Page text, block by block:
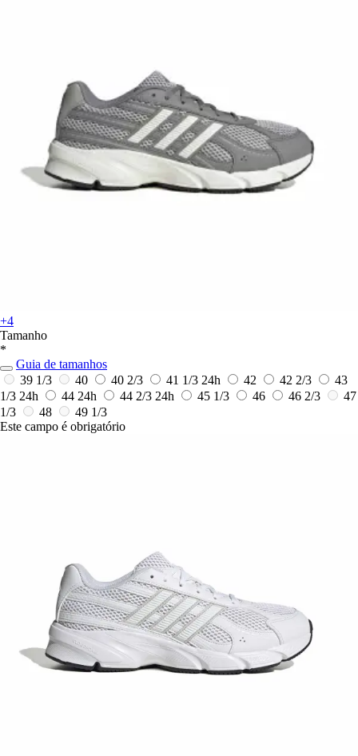
+4
Tamanho
*
Guia de tamanhos
39 1/3
40 40 2/3 41 1/3 24h 42 42 2/3
43
1/3 24h 44 24h 44 2/3 24h 45 1/3 46 46 2/3
47
1/3
48
49 1/3
Este campo é obrigatório